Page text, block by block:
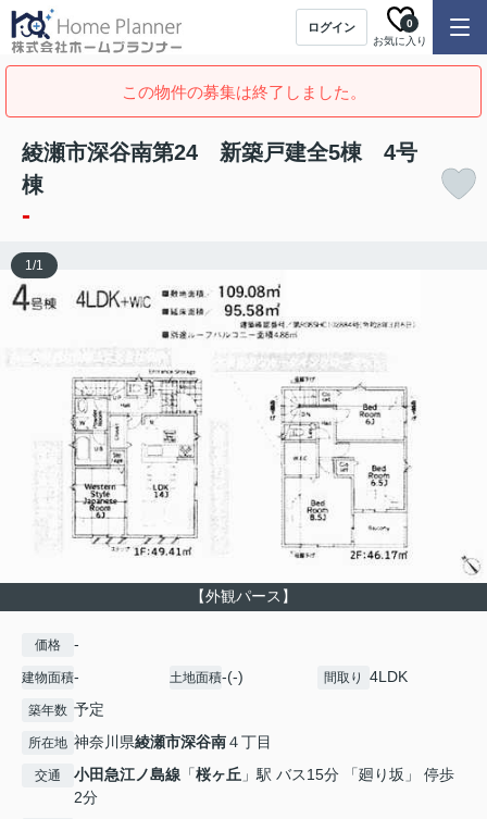
ログイン
お気に入り
0
この物件の募集は終了しました。
綾瀬市深谷南第24 新築戸建全5棟 4号
棟
-
【外観パース】
1/1
価格 -
建物面積- 土地面積-(-) 間取り 4LDK
築年数 予定
所在地 神奈川県綾瀬市深谷南４丁目
交通 小田急江ノ島線 「桜ヶ丘 」駅 バス15分 「廻り坂」 停歩
2分